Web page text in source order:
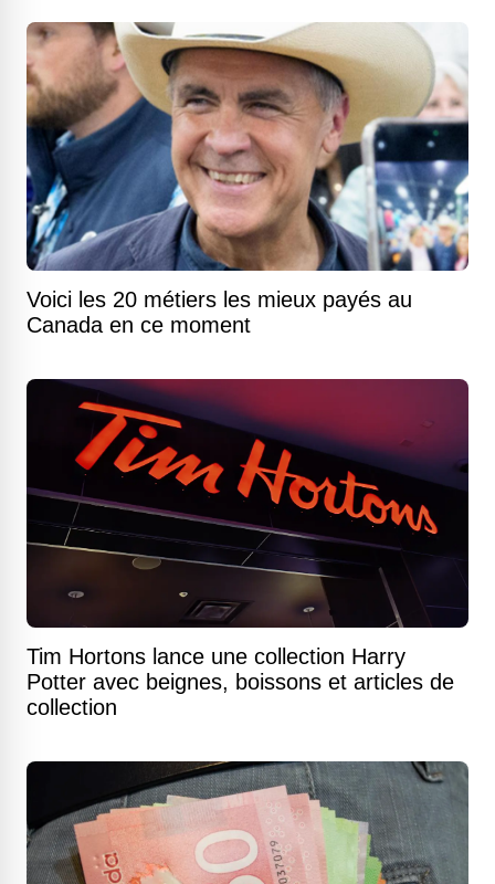
Voici les 20 métiers les mieux payés au
Canada en ce moment
Tim Hortons lance une collection Harry
Potter avec beignes, boissons et articles de
collection